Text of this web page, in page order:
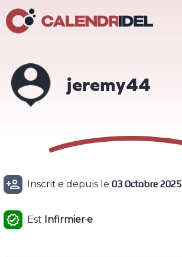
jeremy44
 Inscrit·e depuis le03 Octobre 2025
 Est Infirmier·e